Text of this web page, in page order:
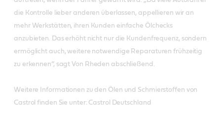
die Kontrolle lieber anderen überlassen, appellieren wir an
mehr Werkstätten, ihren Kunden einfache Ölchecks
anzubieten. Das erhöht nicht nur die Kundenfrequenz, sondern
ermöglicht auch, weitere notwendige Reparaturen frühzeitig
zu erkennen“, sagt Von Rheden abschließend.
Weitere Informationen zu den Ölen und Schmierstoffen von
Castrol finden Sie unter: Castrol Deutschland